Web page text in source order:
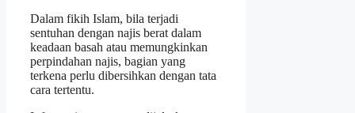
Dalam fikih Islam, bila terjadi
sentuhan dengan najis berat dalam
keadaan basah atau memungkinkan
perpindahan najis, bagian yang
terkena perlu dibersihkan dengan tata
cara tertentu.